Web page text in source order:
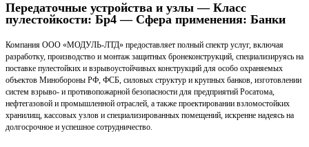
Передаточные устройства и узлы — Класс
пулестойкости: Бр4 — Сфера применения: Банки
Компания ООО «МОДУЛЬ-ЛТД» предоставляет полный спектр услуг, включая
разработку, производство и монтаж защитных бронеконструкций, специализируясь на
поставке пулестойких и взрывоустойчивых конструкций для особо охраняемых
объектов Минобороны РФ, ФСБ, силовых структур и крупных банков, изготовлении
систем взрыво- и противопожарной безопасности для предприятий Росатома,
нефтегазовой и промышленной отраслей, а также проектировании взломостойких
хранилищ, кассовых узлов и специализированных помещений, искренне надеясь на
долгосрочное и успешное сотрудничество.